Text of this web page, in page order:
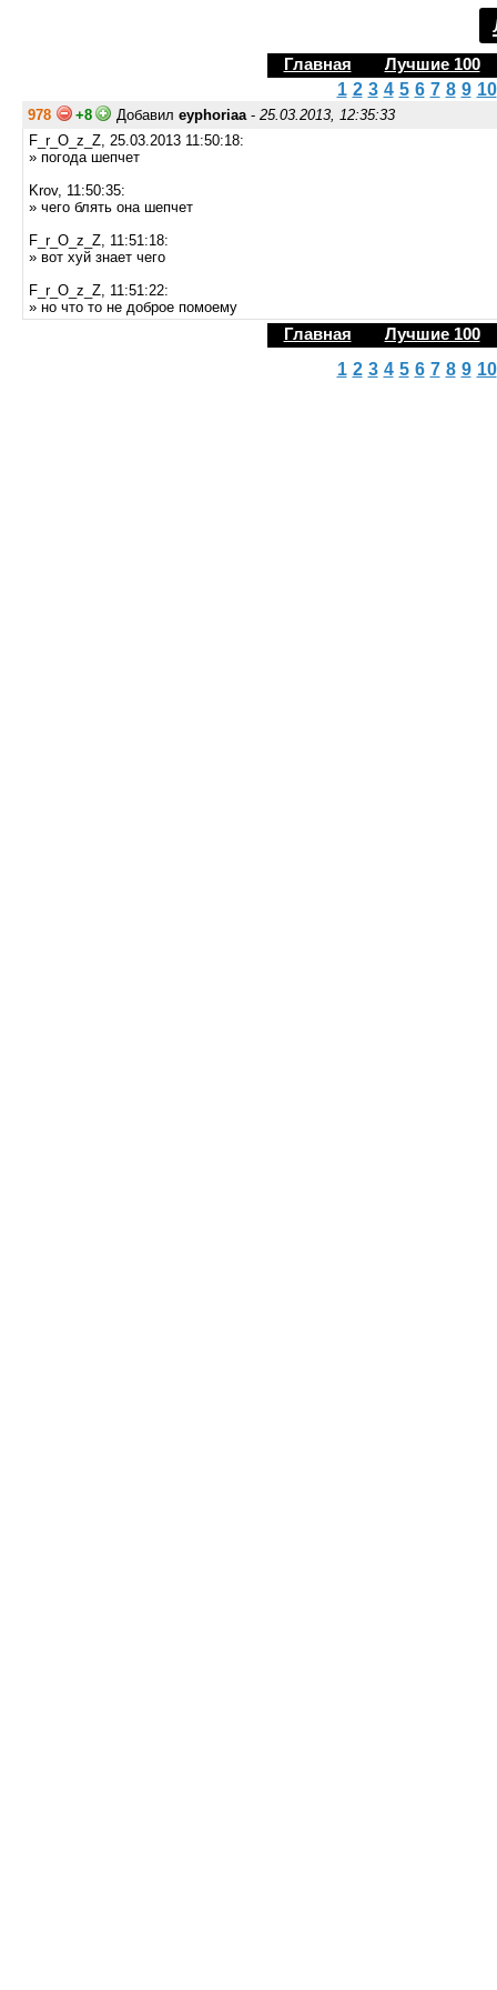
Главная Лучшие 100
1 2 3 4 5 6 7 8 9 10
978 +8 Добавил eyphoriaa- 25.03.2013, 12:35:33
F_r_O_z_Z, 25.03.2013 11:50:18:
» погода шепчет
Krov, 11:50:35:
» чего блять она шепчет
F_r_O_z_Z, 11:51:18:
» вот хуй знает чего
F_r_O_z_Z, 11:51:22:
» но что то не доброе помоему
Главная Лучшие 100
1 2 3 4 5 6 7 8 9 10